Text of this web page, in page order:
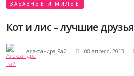
ЗАБАВНЫЕ И МИЛЫЕ
Кот и лис – лучшие друзья
Александра Рай 08 апреля, 2013